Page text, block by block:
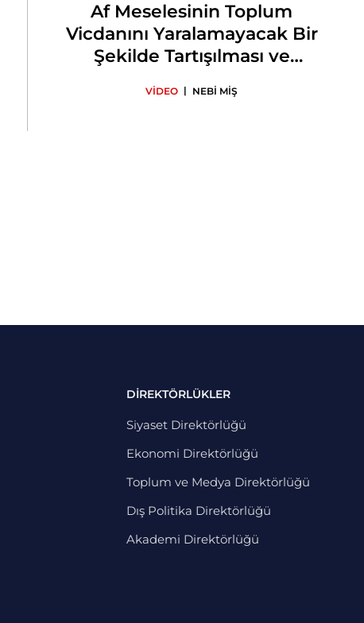
Af Meselesinin Toplum
Vicdanını Yaralamayacak Bir
Şekilde Tartışılması ve
VİDEO | NEBİ MİŞ
DİREKTÖRLÜKLER
Siyaset Direktörlüğü
Ekonomi Direktörlüğü
Toplum ve Medya Direktörlüğü
Dış Politika Direktörlüğü
Akademi Direktörlüğü